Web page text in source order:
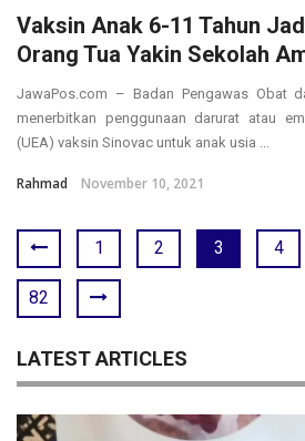
Vaksin Anak 6-11 Tahun
Orang Tua Yakin Sekolah
JawaPos.com – Badan Pengawas Obat
menerbitkan penggunaan darurat atau
(UEA) vaksin Sinovac untuk anak usia ...
Rahmad November 10, 2021
1 2 3 4
82
LATEST ARTICLES